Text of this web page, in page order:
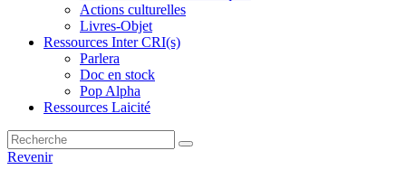
Actions culturelles
Livres-Objet
Ressources Inter CRI(s)
Parlera
Doc en stock
Pop Alpha
Ressources Laicité
Revenir